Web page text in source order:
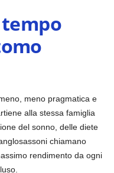
tempo
meno pragmatica e
alla stessa famiglia
del sonno, delle diete
chiamano
rendimento da ogni